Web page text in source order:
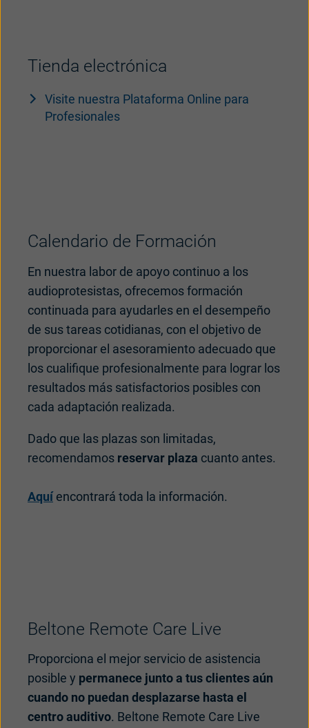
Tienda electrónica
Visite nuestra Plataforma Online para
Profesionales
Calendario de Formación
En nuestra labor de apoyo continuo a los
audioprotesistas, ofrecemos formación
continuada para ayudarles en el desempeño
de sus tareas cotidianas, con el objetivo de
proporcionar el asesoramiento adecuado que
los cualifique profesionalmente para lograr los
resultados más satisfactorios posibles con
cada adaptación realizada.
Dado que las plazas son limitadas,
recomendamos reservar plaza cuanto antes.
Aquíencontrará toda la información.
Beltone Remote Care Live
Proporciona el mejor servicio de asistencia
posible y permanece junto a tus clientes aún
cuando no puedan desplazarse hasta el
centro auditivo. Beltone Remote Care Live